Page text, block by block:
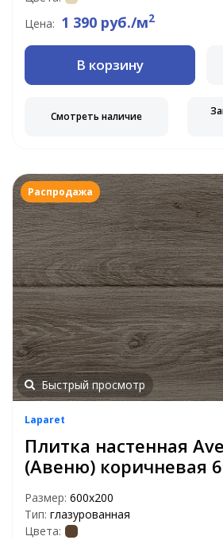
Цена: 1 390 руб./м2
В корзину
Смотреть наличие
Распродажа
Быстрый просмотр
Laparet
Плитка настенная
(Авеню) коричневая
Размер: 600х200
Тип: глазурованная
Цвета: